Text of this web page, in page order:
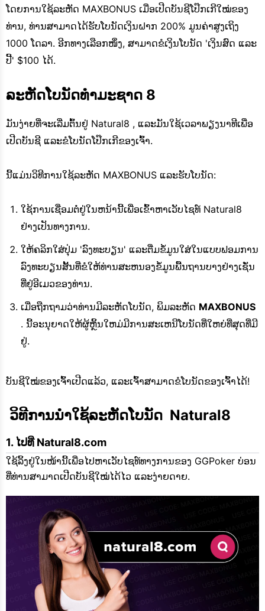
ໂດຍການໃຊ້ລະຫັດ MAXBONUS ເມື່ອເປີດບັນຊີໂປ໊ກເກີໃໝ່ຂອງ
ທ່ານ, ທ່ານສາມາດໄດ້ຮັບໂບນັດເງິນຝາກ 200% ມູນຄ່າສູງເຖິງ
1000 ໂດລາ. ອີກທາງເລືອກໜຶ່ງ, ສາມາດຂໍເງິນໂບນັດ 'ເງິນສົດ ແລະ
ປີ້' $100 ໄດ້.
ລະຫັດໂບນັດທໍາມະຊາດ 8
ມັນງ່າຍທີ່ຈະເລີ່ມຕົ້ນຢູ່ Natural8 , ແລະມັນໃຊ້ເວລາພຽງນາທີເພື່ອ
ເປີດບັນຊີ ແລະຂໍໂບນັດໂປ໊ກເກີຂອງເຈົ້າ.
ນີ້ແມ່ນວິທີການໃຊ້ລະຫັດ MAXBONUS ແລະຮັບໂບນັດ:
ໃຊ້ການເຊື່ອມຕໍ່ຢູ່ໃນຫນ້ານີ້ເພື່ອເຂົ້າຫາເວັບໄຊທ໌ Natural8
ຢ່າງເປັນທາງການ.
ໃຫ້ຄລິກໃສ່ປຸ່ມ 'ລົງທະບຽນ' ແລະຕື່ມຂໍ້ມູນໃສ່ໃນແບບຟອມການ
ລົງທະບຽນສັ້ນທີ່ຂໍໃຫ້ທ່ານສະຫນອງຂໍ້ມູນພື້ນຖານບາງຢ່າງເຊັ່ນ
ທີ່ຢູ່ອີເມວຂອງທ່ານ.
ເມື່ອຖືກຖາມວ່າທ່ານມີລະຫັດໂບນັດ, ພິມລະຫັດ MAXBONUS
. ນີ້ອະນຸຍາດໃຫ້ຜູ້ຫຼິ້ນໃຫມ່ມີການສະເຫນີໂບນັດທີ່ໃຫຍ່ທີ່ສຸດທີ່ມີ
ຢູ່.
ບັນຊີໃໝ່ຂອງເຈົ້າເປີດແລ້ວ, ແລະເຈົ້າສາມາດຂໍໂບນັດຂອງເຈົ້າໄດ້!
ວິທີການນໍາໃຊ້ລະຫັດໂບນັດ  Natural8
ໄປທີ່ Natural8.com
ໃຊ້ລິ້ງຢູ່ໃນໜ້ານີ້ເພື່ອໄປຫາເວັບໄຊທ໌ທາງການຂອງ GGPoker ບ່ອນ
ທີ່ທ່ານສາມາດເປີດບັນຊີໃໝ່ໄດ້ໄວ ແລະງ່າຍດາຍ.